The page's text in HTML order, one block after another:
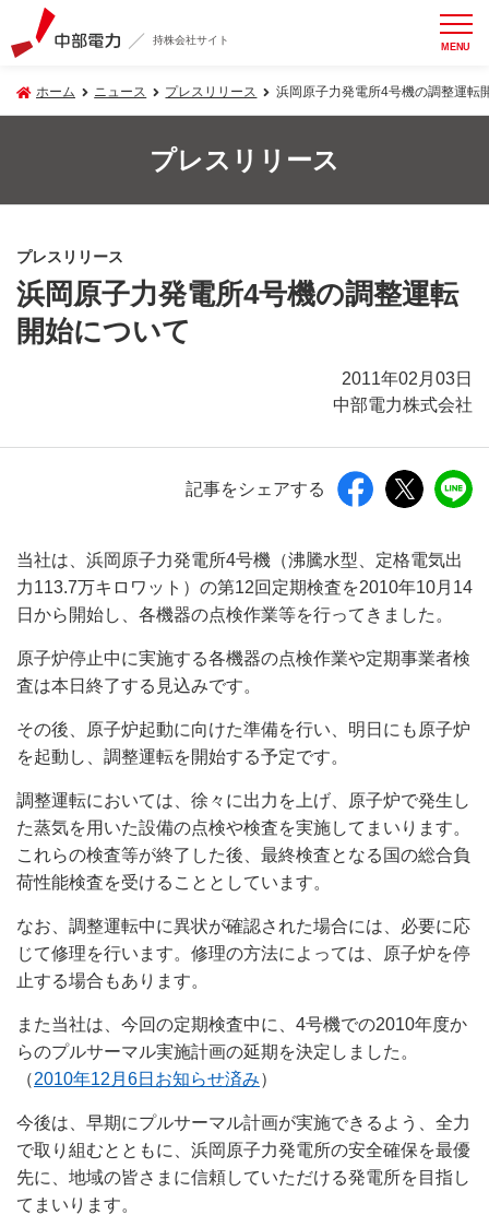
持株会社サイト MENU
ホーム ニュース プレスリリース 浜岡原子力発電所4号機の調整運転
プレスリリース
プレスリリース
浜岡原子力発電所4号機の調整運転
開始について
2011年02月03日
中部電力株式会社
記事をシェアする
当社は、浜岡原子力発電所4号機（沸騰水型、定格電気出
力113.7万キロワット）の第12回定期検査を2010年10月14
日から開始し、各機器の点検作業等を行ってきました。
原子炉停止中に実施する各機器の点検作業や定期事業者検
査は本日終了する見込みです。
その後、原子炉起動に向けた準備を行い、明日にも原子炉
を起動し、調整運転を開始する予定です。
調整運転においては、徐々に出力を上げ、原子炉で発生し
た蒸気を用いた設備の点検や検査を実施してまいります。
これらの検査等が終了した後、最終検査となる国の総合負
荷性能検査を受けることとしています。
なお、調整運転中に異状が確認された場合には、必要に応
じて修理を行います。修理の方法によっては、原子炉を停
止する場合もあります。
また当社は、今回の定期検査中に、4号機での2010年度か
らのプルサーマル実施計画の延期を決定しました。
（2010年12月6日お知らせ済み）
今後は、早期にプルサーマル計画が実施できるよう、全力
で取り組むとともに、浜岡原子力発電所の安全確保を最優
先に、地域の皆さまに信頼していただける発電所を目指し
てまいります。